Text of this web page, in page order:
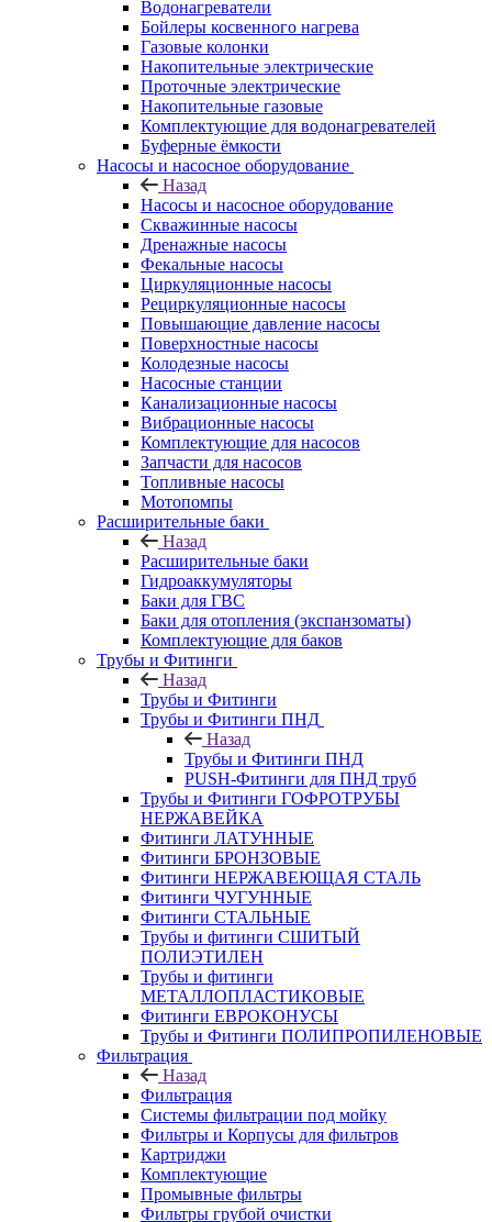
Водонагреватели
Бойлеры косвенного нагрева
Газовые колонки
Накопительные электрические
Проточные электрические
Накопительные газовые
Комплектующие для водонагревателей
Буферные ёмкости
Насосы и насосное оборудование
Назад
Насосы и насосное оборудование
Скважинные насосы
Дренажные насосы
Фекальные насосы
Циркуляционные насосы
Рециркуляционные насосы
Повышающие давление насосы
Поверхностные насосы
Колодезные насосы
Насосные станции
Канализационные насосы
Вибрационные насосы
Комплектующие для насосов
Запчасти для насосов
Топливные насосы
Мотопомпы
Расширительные баки
Назад
Расширительные баки
Гидроаккумуляторы
Баки для ГВС
Баки для отопления (экспанзоматы)
Комплектующие для баков
Трубы и Фитинги
Назад
Трубы и Фитинги
Трубы и Фитинги ПНД
Назад
Трубы и Фитинги ПНД
PUSH-Фитинги для ПНД труб
Трубы и Фитинги ГОФРОТРУБЫ
НЕРЖАВЕЙКА
Фитинги ЛАТУННЫЕ
Фитинги БРОНЗОВЫЕ
Фитинги НЕРЖАВЕЮЩАЯ СТАЛЬ
Фитинги ЧУГУННЫЕ
Фитинги СТАЛЬНЫЕ
Трубы и фитинги СШИТЫЙ
ПОЛИЭТИЛЕН
Трубы и фитинги
МЕТАЛЛОПЛАСТИКОВЫЕ
Фитинги ЕВРОКОНУСЫ
Трубы и Фитинги ПОЛИПРОПИЛЕНОВЫЕ
Фильтрация
Назад
Фильтрация
Системы фильтрации под мойку
Фильтры и Корпусы для фильтров
Картриджи
Комплектующие
Промывные фильтры
Фильтры грубой очистки